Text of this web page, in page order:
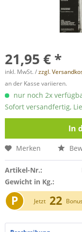
21,95 € *
inkl. MwSt. /zzgl.
an der Kasse variieren.
nur noch 2x
Sofort versandfertig,
In
Merken
Artikel-Nr.:
Gewicht in Kg.:
P Jetzt 22